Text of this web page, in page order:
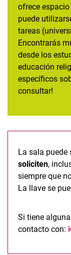
ofrece
puede
tareas
Encontrarás
desde los
educación
específicos
consultar!
La sala puede
soliciten,
siempre que
La llave se
Si tiene
contacto con: